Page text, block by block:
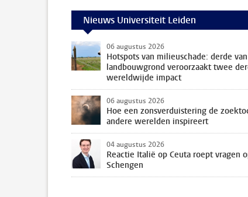
Nieuws Universiteit Leiden
06 augustus 2026
Hotspots van milieuschade: derde
landbouwgrond veroorzaakt twee
wereldwijde impact
06 augustus 2026
Hoe een zonsverduistering de
andere werelden inspireert
04 augustus 2026
Reactie Italië op Ceuta roept vragen
Schengen